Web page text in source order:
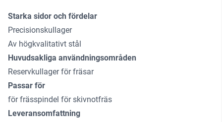
Starka sidor och fördelar
Precisionskullager
Av högkvalitativt stål
Huvudsakliga användningsområden
Reservkullager för fräsar
Passar för
för frässpindel för skivnotfräs
Leveransomfattning